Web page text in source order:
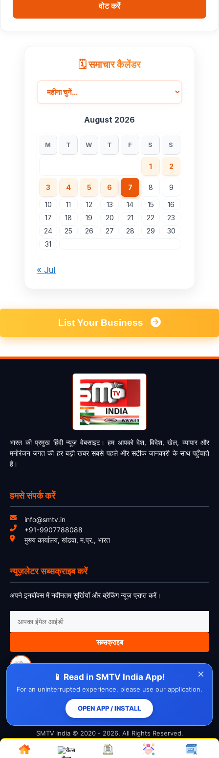
वोट करें
🗓️ समाचार कैलेंडर
August 2026
M T W T F S S
1 2
3 4 5 6 7 8 9
10 11 12 13 14 15
16
17
18 19 20 21 22
23
24
25 26 27 28 29
30
31
« Jul
List Your Business
भारत की प्रमुख हिंदी न्यूज़ वेबसाइट। हम आपको देश, विदेश, खेल, व्यापार और
मनोरंजन जगत की हर बड़ी खबर सबसे पहले और सटीक जानकारी के साथ पहुँचाते
हैं।
हमसे संपर्क करें
info@smtv.in
+91-9907788088
मुख्य कार्यालय, खंडवा, म.प्र., भारत
न्यूज़लेटर सब्सक्राइब करें
अपने इनबॉक्स में नवीनतम सुर्खियाँ और ब्रेकिंग न्यूज़ प्राप्त करें।
सब्सक्राइब
About UsContact Us DisclaimerPrivacy PolicyCookie Policy
Cancellation PolicyRefund PolicyTerms & Conditions
SMTV India © 2020 - 2026, All Rights Reserved.
×
📱 Read in SMTV India App!
For an uninterrupted experience, please use our application.
OPEN APP / INSTALL